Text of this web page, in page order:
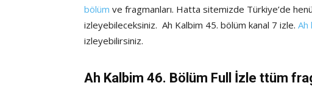
bölüm ve fragmanları. Hatta sitemizde Türkiye’de
izleyebileceksiniz. Ah Kalbim 45. bölüm kanal 7 izle. Ah
izleyebilirsiniz.
Ah Kalbim 46. Bölüm Full İzle ttüm